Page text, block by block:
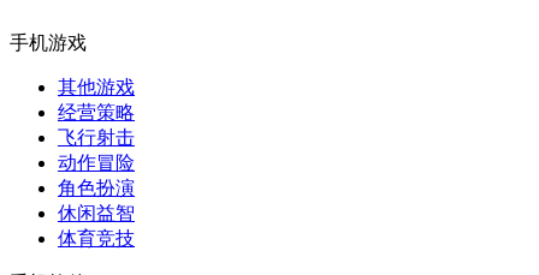
手机游戏
其他游戏
经营策略
飞行射击
动作冒险
角色扮演
休闲益智
体育竞技